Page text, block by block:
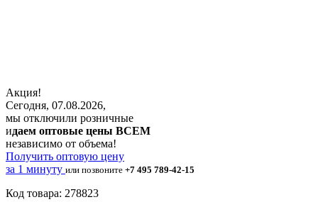
Акция!
Сегодня, 07.08.2026,
мы отключили розничные
идаем оптовые цены ВСЕМ
независимо от объема!
Получить оптовую цену
за 1 минуту или позвоните +7 495 789-42-15
Код товара: 278823